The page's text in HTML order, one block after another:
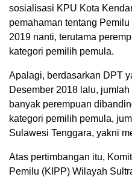
sosialisasi KPU Kota
pemahaman tentang
2019 nanti, terutama
kategori pemilih pemula.
Apalagi, berdasarkan DPT
Desember 2018 lalu,
banyak perempuan
kategori pemilih pemula,
Sulawesi Tenggara, yakni
Atas pertimbangan itu,
Pemilu (KIPP) Wilayah